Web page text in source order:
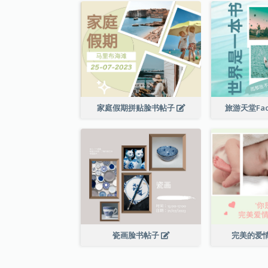
家庭假期拼贴脸书帖子 旅游天堂
瓷画脸书帖子 完美的爱